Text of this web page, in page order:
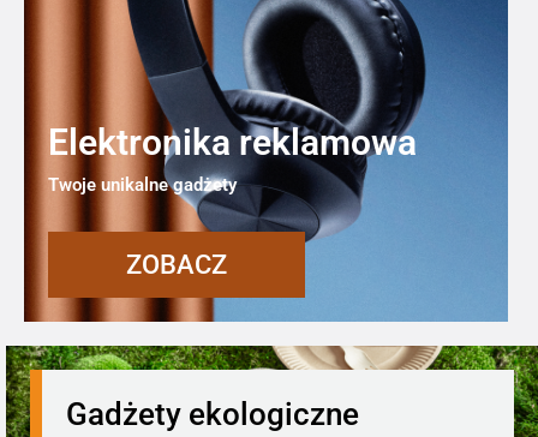
Elektronika reklamowa
Twoje unikalne gadżety
ZOBACZ
Gadżety ekologiczne